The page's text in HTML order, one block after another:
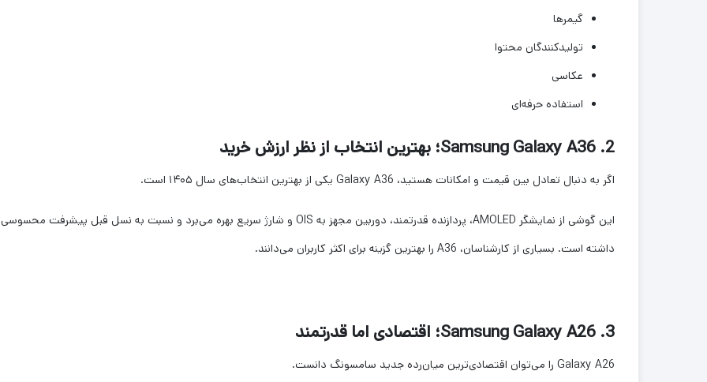
گیمرها
تولیدکنندگان محتوا
عکاسی
استفاده حرفه‌ای
2. Samsung Galaxy A36؛ بهترین انتخاب از نظر ارزش خرید
اگر به دنبال تعادل بین قیمت و امکانات هستید، Galaxy A36 یکی از بهترین انتخاب‌های سال ۱۴۰۵ است.
این گوشی از نمایشگر AMOLED، پردازنده قدرتمند، دوربین مجهز به OIS و شارژ سریع بهره می‌برد و نسبت به نسل قبل پیشرفت محسوسی
داشته است. بسیاری از کارشناسان، A36 را بهترین گزینه برای اکثر کاربران می‌دانند.
3. Samsung Galaxy A26؛ اقتصادی اما قدرتمند
Galaxy A26 را می‌توان اقتصادی‌ترین میان‌رده جدید سامسونگ دانست.